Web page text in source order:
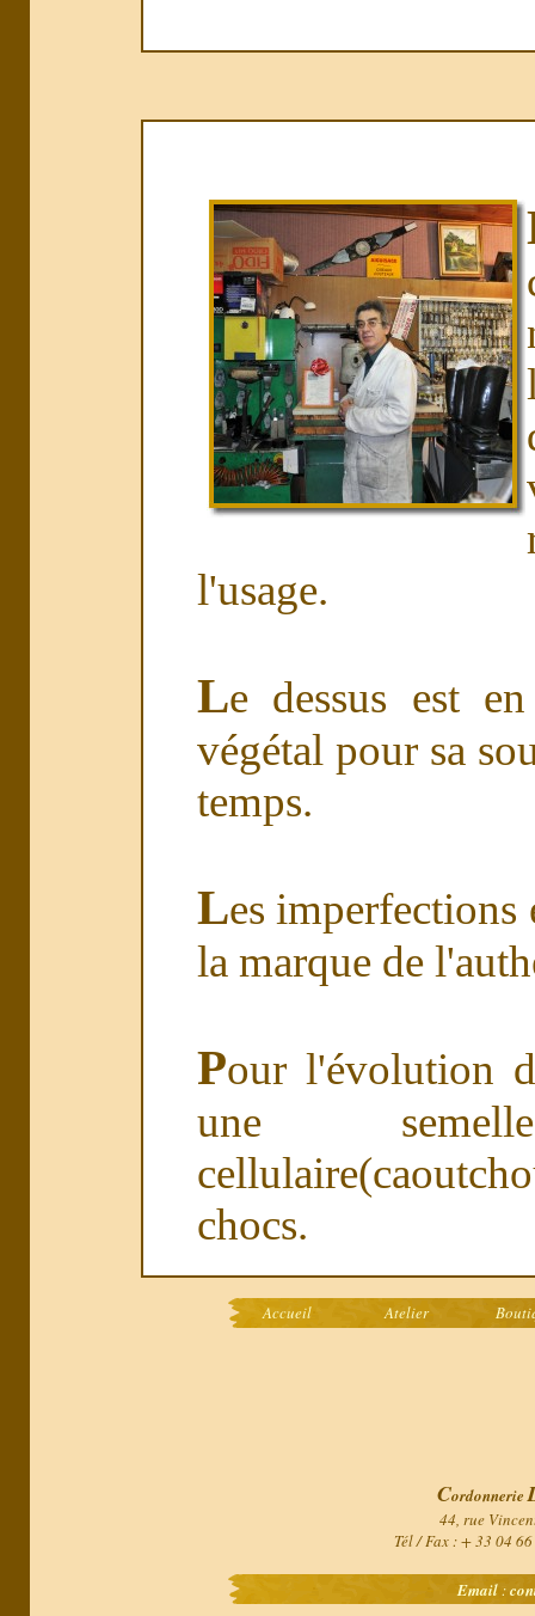
l'usage.
Le dessus est
végétal pour sa
temps.
Les
la marque de
Pour l'évolution
une
chocs.
Accueil Atelier
Cordonnerie
44, rue
Tél / Fax : + 33 04
Email: